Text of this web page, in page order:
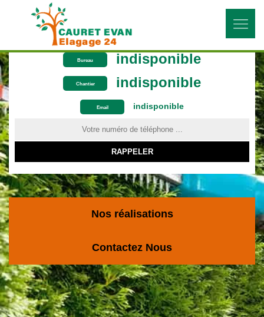
Bureau indisponible
Chantier indisponible
Email indisponible
ON VOUS RAPPELLE GRATUITEMENT
Nos réalisations
Contactez Nous